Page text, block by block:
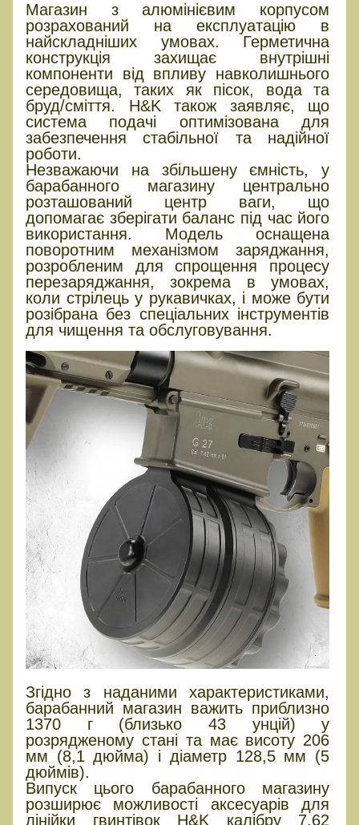
Магазин з алюмінієвим корпусом
розрахований на експлуатацію в
найскладніших умовах. Герметична
конструкція захищає внутрішні
компоненти від впливу навколишнього
середовища, таких як пісок, вода та
бруд/сміття. H&K також заявляє, що
система подачі оптимізована для
забезпечення стабільної та надійної
роботи.
Незважаючи на збільшену ємність, у
барабанного магазину центрально
розташований центр ваги, що
допомагає зберігати баланс під час його
використання. Модель оснащена
поворотним механізмом заряджання,
розробленим для спрощення процесу
перезаряджання, зокрема в умовах,
коли стрілець у рукавичках, і може бути
розібрана без спеціальних інструментів
для чищення та обслуговування.
Згідно з наданими характеристиками,
барабанний магазин важить приблизно
1370 г (близько 43 унцій) у
розрядженому стані та має висоту 206
мм (8,1 дюйма) і діаметр 128,5 мм (5
дюймів).
Випуск цього барабанного магазину
розширює можливості аксесуарів для
лінійки гвинтівок H&K калібру 7,62